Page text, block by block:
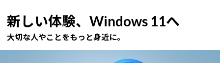
新しい体験、Windows 11へ
大切な人やことをもっと身近に。